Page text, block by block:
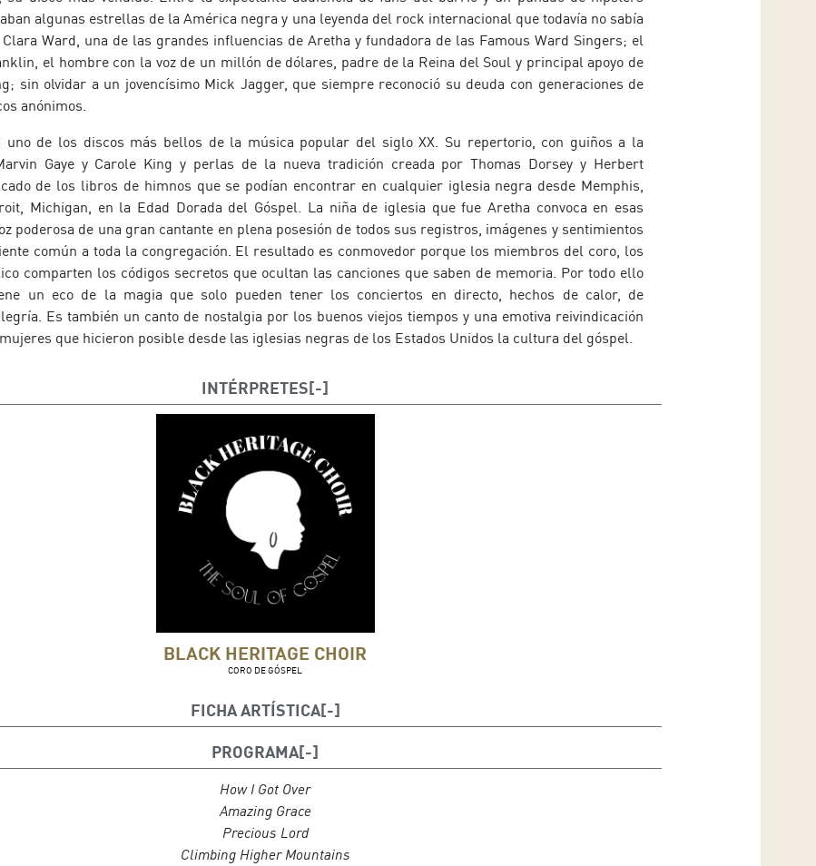
algunas estrellas de la América negra y una leyenda del rock internacional que todavía no sabía
Ward, una de las grandes influencias de Aretha y fundadora de las Famous Ward Singers; el
el hombre con la voz de un millón de dólares, padre de la Reina del Soul y principal apoyo de
sin olvidar a un jovencísimo Mick Jagger, que siempre reconoció su deuda con generaciones de
anónimos.
de los discos más bellos de la música popular del siglo XX. Su repertorio, con guiños a la
Gaye y Carole King y perlas de la nueva tradición creada por Thomas Dorsey y Herbert
de los libros de himnos que se podían encontrar en cualquier iglesia negra desde Memphis,
Michigan, en la Edad Dorada del Góspel. La niña de iglesia que fue Aretha convoca en esas
poderosa de una gran cantante en plena posesión de todos sus registros, imágenes y sentimientos
común a toda la congregación. El resultado es conmovedor porque los miembros del coro, los
comparten los códigos secretos que ocultan las canciones que saben de memoria. Por todo ello
un eco de la magia que solo pueden tener los conciertos en directo, hechos de calor, de
Es también un canto de nostalgia por los buenos viejos tiempos y una emotiva reivindicación
que hicieron posible desde las iglesias negras de los Estados Unidos la cultura del góspel.
INTÉRPRETES
BLACK HERITAGE CHOIR
CORO DE GÓSPEL
FICHA ARTÍSTICA
Jerry Calvin Smith
Solistas
Katie Graham
Sheila Ramsey
PROGRAMA
How I Got Over
Amazing Grace
Precious Lord
Climbing Higher Mountains